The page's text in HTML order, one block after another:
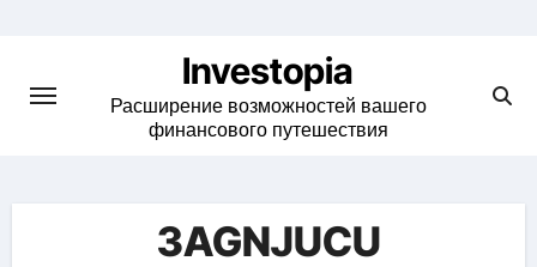
content
Investopia
Расширение возможностей вашего
финансового путешествия
3AGNJUCU